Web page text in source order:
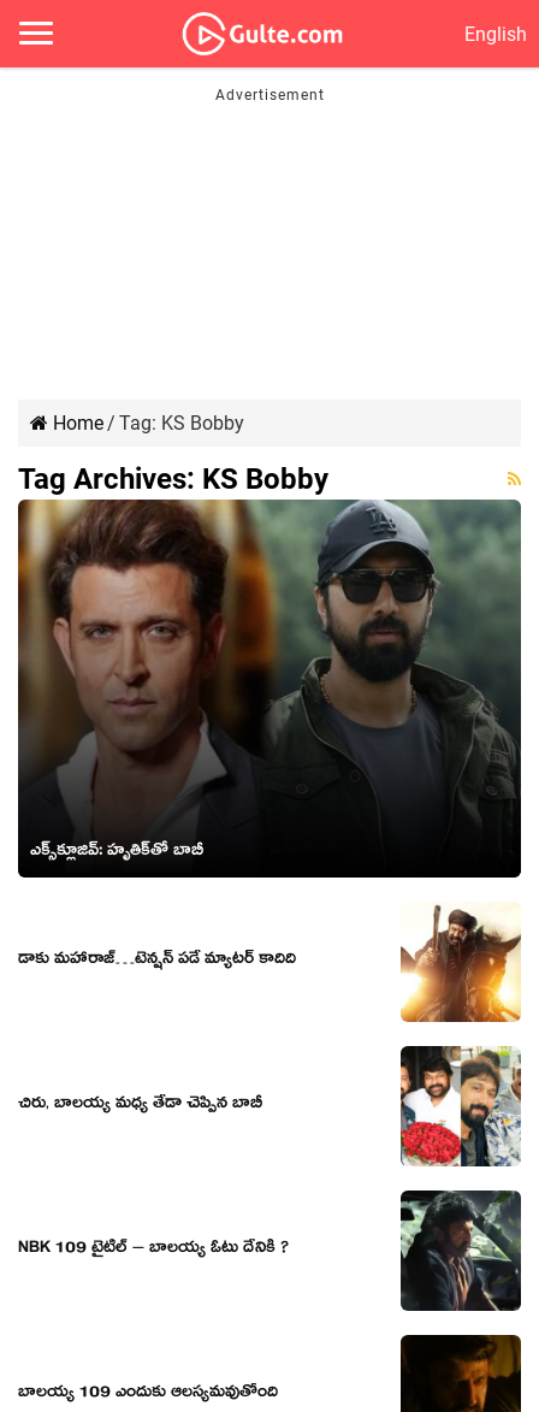
English
Home/ Tag: KS Bobby
Tag Archives: KS Bobby
ఎక్స్‌క్లూజివ్: హృతిక్‌తో బాబీ
డాకు మహారాజ్…టెన్షన్ పడే మ్యాటర్ కాదిది
చిరు, బాలయ్య మధ్య తేడా చెప్పిన బాబీ
NBK 109 టైటిల్ – బాలయ్య ఓటు దేనికి ?
బాలయ్య 109 ఎందుకు ఆలస్యమవుతోంది